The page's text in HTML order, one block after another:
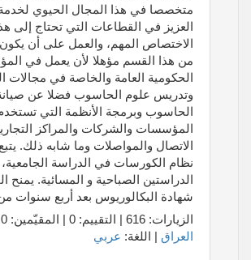
متخصصا في هذا المجال الحيوي
العزيز في القطاعات التي تحتاج إلى
الاختصاص المهم، والعمل على أن
من هذا القسم مؤهلا لأن يعمل في
الحكومية العامة والخاصة في مجالات
وتدريس علوم الحاسوب فضلا عن
الحاسوب وبرمجة الأنظمة التي
المؤسسات والشركات والمراكز
الاتصال والمواصلات وما شابه ذلك.
نظام الكورسات في الدراسة الجامعية،
الدراستين الصباحية و المسائية. يمنح
شهادة البكالوريوس بعد أربع سنوات
الزيارات: 616 | التقييم: 0 | المقيّمين: 0 | الدولة:
العراق | اللغة: عربي